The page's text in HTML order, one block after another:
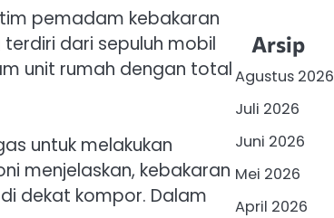
pemadam kebakaran
dari sepuluh mobil
unit rumah dengan total
untuk melakukan
menjelaskan, kebakaran
dekat kompor. Dalam
Arsip
Agustus 2026
Juli 2026
Juni 2026
Mei 2026
April 2026